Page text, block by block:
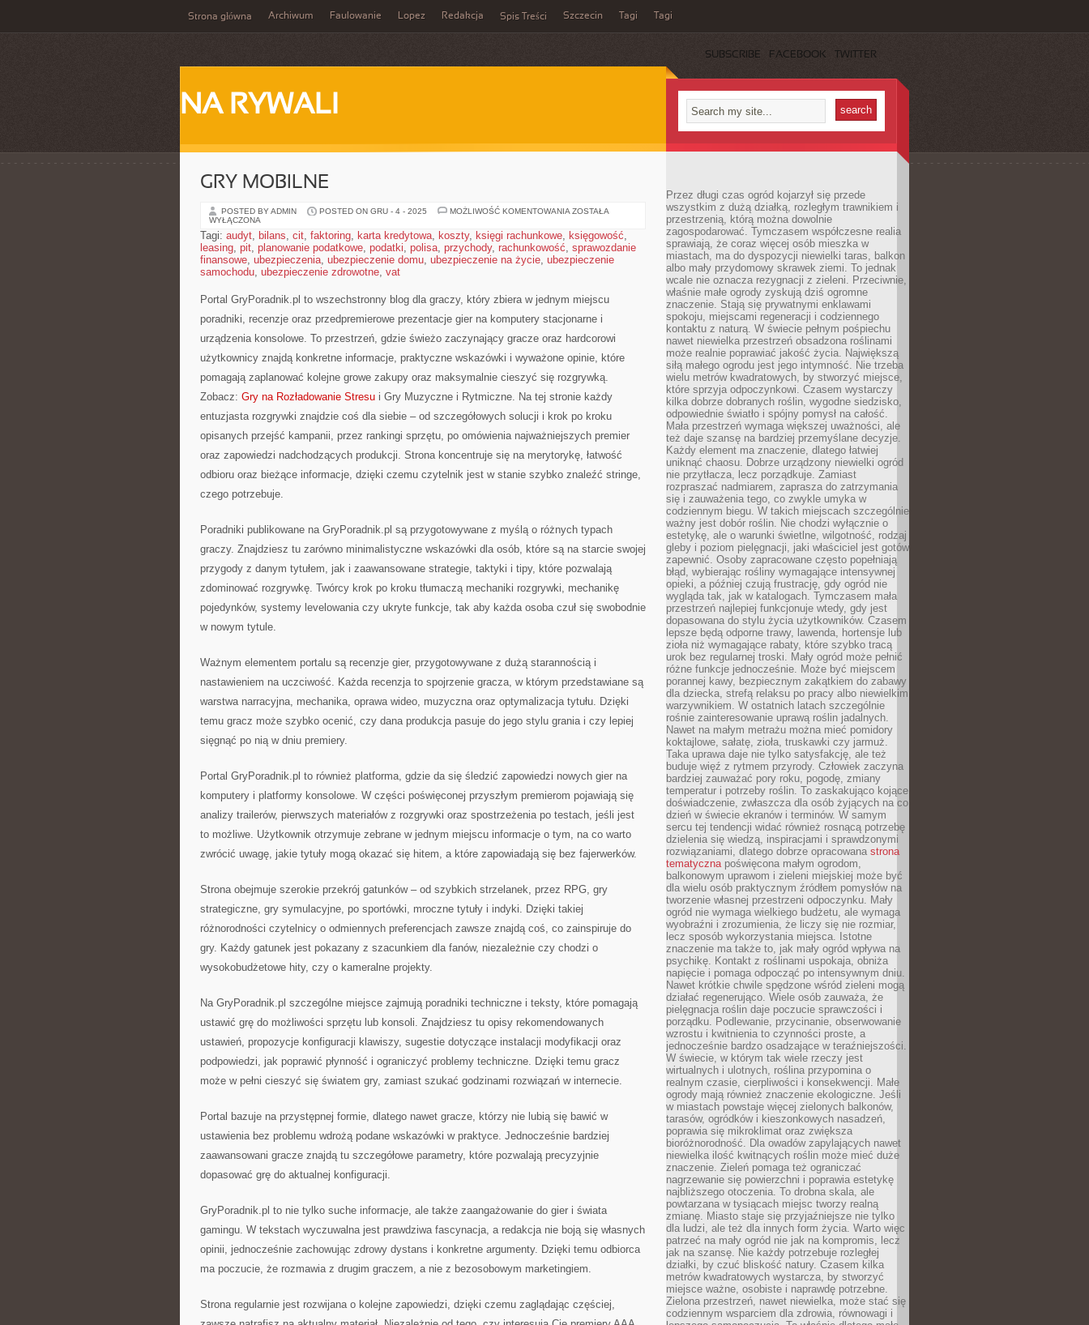
Strona główna Archiwum Faulowanie Lopez Redakcja Spis Treści Szczecin Tagi Tagi
SUBSCRIBE FACEBOOK TWITTER
NA RYWALI
GRY MOBILNE
POSTED BY ADMIN POSTED ON GRU - 4 - 2025 MOŻLIWOŚĆ KOMENTOWANIA GRY
ZOSTAŁA
WYŁĄCZONA
Tagi: audyt, bilans, cit, faktoring, karta kredytowa, koszty, księgi rachunkowe, księgowość,
leasing, pit, planowanie podatkowe, podatki, polisa, przychody, rachunkowość, sprawozdanie
finansowe, ubezpieczenia, ubezpieczenie domu, ubezpieczenie na życie, ubezpieczenie
samochodu, ubezpieczenie zdrowotne, vat
Portal GryPoradnik.pl to wszechstronny blog dla graczy, który zbiera w jednym miejscu
poradniki, recenzje oraz przedpremierowe prezentacje gier na komputery stacjonarne i
urządzenia konsolowe. To przestrzeń, gdzie świeżo zaczynający gracze oraz hardcorowi
użytkownicy znajdą konkretne informacje, praktyczne wskazówki i wyważone opinie, które
pomagają zaplanować kolejne growe zakupy oraz maksymalnie cieszyć się rozgrywką.
Zobacz: Gry na Rozładowanie Stresu i Gry Muzyczne i Rytmiczne. Na tej stronie każdy
entuzjasta rozgrywki znajdzie coś dla siebie – od szczegółowych solucji i krok po kroku
opisanych przejść kampanii, przez rankingi sprzętu, po omówienia najważniejszych premier
oraz zapowiedzi nadchodzących produkcji. Strona koncentruje się na merytorykę, łatwość
odbioru oraz bieżące informacje, dzięki czemu czytelnik jest w stanie szybko znaleźć stringe,
czego potrzebuje.
Poradniki publikowane na GryPoradnik.pl są przygotowywane z myślą o różnych typach
graczy. Znajdziesz tu zarówno minimalistyczne wskazówki dla osób, które są na starcie swojej
przygody z danym tytułem, jak i zaawansowane strategie, taktyki i tipy, które pozwalają
zdominować rozgrywkę. Twórcy krok po kroku tłumaczą mechaniki rozgrywki, mechanikę
pojedynków, systemy levelowania czy ukryte funkcje, tak aby każda osoba czuł się swobodnie
w nowym tytule.
Ważnym elementem portalu są recenzje gier, przygotowywane z dużą starannością i
nastawieniem na uczciwość. Każda recenzja to spojrzenie gracza, w którym przedstawiane są
warstwa narracyjna, mechanika, oprawa wideo, muzyczna oraz optymalizacja tytułu. Dzięki
temu gracz może szybko ocenić, czy dana produkcja pasuje do jego stylu grania i czy lepiej
sięgnąć po nią w dniu premiery.
Portal GryPoradnik.pl to również platforma, gdzie da się śledzić zapowiedzi nowych gier na
komputery i platformy konsolowe. W części poświęconej przyszłym premierom pojawiają się
analizy trailerów, pierwszych materiałów z rozgrywki oraz spostrzeżenia po testach, jeśli jest
to możliwe. Użytkownik otrzymuje zebrane w jednym miejscu informacje o tym, na co warto
zwrócić uwagę, jakie tytuły mogą okazać się hitem, a które zapowiadają się bez fajerwerków.
Strona obejmuje szerokie przekrój gatunków – od szybkich strzelanek, przez RPG, gry
strategiczne, gry symulacyjne, po sportówki, mroczne tytuły i indyki. Dzięki takiej
różnorodności czytelnicy o odmiennych preferencjach zawsze znajdą coś, co zainspiruje do
gry. Każdy gatunek jest pokazany z szacunkiem dla fanów, niezależnie czy chodzi o
wysokobudżetowe hity, czy o kameralne projekty.
Na GryPoradnik.pl szczególne miejsce zajmują poradniki techniczne i teksty, które pomagają
ustawić grę do możliwości sprzętu lub konsoli. Znajdziesz tu opisy rekomendowanych
ustawień, propozycje konfiguracji klawiszy, sugestie dotyczące instalacji modyfikacji oraz
podpowiedzi, jak poprawić płynność i ograniczyć problemy techniczne. Dzięki temu gracz
może w pełni cieszyć się światem gry, zamiast szukać godzinami rozwiązań w internecie.
Portal bazuje na przystępnej formie, dlatego nawet gracze, którzy nie lubią się bawić w
ustawienia bez problemu wdrożą podane wskazówki w praktyce. Jednocześnie bardziej
zaawansowani gracze znajdą tu szczegółowe parametry, które pozwalają precyzyjnie
dopasować grę do aktualnej konfiguracji.
GryPoradnik.pl to nie tylko suche informacje, ale także zaangażowanie do gier i świata
gamingu. W tekstach wyczuwalna jest prawdziwa fascynacja, a redakcja nie boją się własnych
opinii, jednocześnie zachowując zdrowy dystans i konkretne argumenty. Dzięki temu odbiorca
ma poczucie, że rozmawia z drugim graczem, a nie z bezosobowym marketingiem.
Strona regularnie jest rozwijana o kolejne zapowiedzi, dzięki czemu zaglądając częściej,
Przez długi czas ogród kojarzył się przede
wszystkim z dużą działką, rozległym trawnikiem i
przestrzenią, którą można dowolnie
zagospodarować. Tymczasem współczesne realia
sprawiają, że coraz więcej osób mieszka w
miastach, ma do dyspozycji niewielki taras, balkon
albo mały przydomowy skrawek ziemi. To jednak
wcale nie oznacza rezygnacji z zieleni. Przeciwnie,
właśnie małe ogrody zyskują dziś ogromne
znaczenie. Stają się prywatnymi enklawami
spokoju, miejscami regeneracji i codziennego
kontaktu z naturą. W świecie pełnym pośpiechu
nawet niewielka przestrzeń obsadzona roślinami
może realnie poprawiać jakość życia. Największą
siłą małego ogrodu jest jego intymność. Nie trzeba
wielu metrów kwadratowych, by stworzyć miejsce,
które sprzyja odpoczynkowi. Czasem wystarczy
kilka dobrze dobranych roślin, wygodne siedzisko,
odpowiednie światło i spójny pomysł na całość.
Mała przestrzeń wymaga większej uważności, ale
też daje szansę na bardziej przemyślane decyzje.
Każdy element ma znaczenie, dlatego łatwiej
uniknąć chaosu. Dobrze urządzony niewielki ogród
nie przytłacza, lecz porządkuje. Zamiast
rozpraszać nadmiarem, zaprasza do zatrzymania
się i zauważenia tego, co zwykle umyka w
codziennym biegu. W takich miejscach szczególnie
ważny jest dobór roślin. Nie chodzi wyłącznie o
estetykę, ale o warunki świetlne, wilgotność, rodzaj
gleby i poziom pielęgnacji, jaki właściciel jest gotów
zapewnić. Osoby zapracowane często popełniają
błąd, wybierając rośliny wymagające intensywnej
opieki, a później czują frustrację, gdy ogród nie
wygląda tak, jak w katalogach. Tymczasem mała
przestrzeń najlepiej funkcjonuje wtedy, gdy jest
dopasowana do stylu życia użytkowników. Czasem
lepsze będą odporne trawy, lawenda, hortensje lub
zioła niż wymagające rabaty, które szybko tracą
urok bez regularnej troski. Mały ogród może pełnić
różne funkcje jednocześnie. Może być miejscem
porannej kawy, bezpiecznym zakątkiem do zabawy
dla dziecka, strefą relaksu po pracy albo niewielkim
warzywnikiem. W ostatnich latach szczególnie
rośnie zainteresowanie uprawą roślin jadalnych.
Nawet na małym metrażu można mieć pomidory
koktajlowe, sałatę, zioła, truskawki czy jarmuż.
Taka uprawa daje nie tylko satysfakcję, ale też
buduje więź z rytmem przyrody. Człowiek zaczyna
bardziej zauważać pory roku, pogodę, zmiany
temperatur i potrzeby roślin. To zaskakująco kojące
doświadczenie, zwłaszcza dla osób żyjących na co
dzień w świecie ekranów i terminów. W samym
sercu tej tendencji widać również rosnącą potrzebę
dzielenia się wiedzą, inspiracjami i sprawdzonymi
rozwiązaniami, dlatego dobrze opracowana strona
tematycznapoświęcona małym ogrodom,
balkonowym uprawom i zieleni miejskiej może być
dla wielu osób praktycznym źródłem pomysłów na
tworzenie własnej przestrzeni odpoczynku. Mały
ogród nie wymaga wielkiego budżetu, ale wymaga
wyobraźni i zrozumienia, że liczy się nie rozmiar,
lecz sposób wykorzystania miejsca. Istotne
znaczenie ma także to, jak mały ogród wpływa na
psychikę. Kontakt z roślinami uspokaja, obniża
napięcie i pomaga odpocząć po intensywnym dniu.
Nawet krótkie chwile spędzone wśród zieleni mogą
działać regenerująco. Wiele osób zauważa, że
pielęgnacja roślin daje poczucie sprawczości i
porządku. Podlewanie, przycinanie, obserwowanie
wzrostu i kwitnienia to czynności proste, a
jednocześnie bardzo osadzające w teraźniejszości.
W świecie, w którym tak wiele rzeczy jest
wirtualnych i ulotnych, roślina przypomina o
realnym czasie, cierpliwości i konsekwencji. Małe
ogrody mają również znaczenie ekologiczne. Jeśli
w miastach powstaje więcej zielonych balkonów,
tarasów, ogródków i kieszonkowych nasadzeń,
poprawia się mikroklimat oraz zwiększa
bioróżnorodność. Dla owadów zapylających nawet
niewielka ilość kwitnących roślin może mieć duże
znaczenie. Zieleń pomaga też ograniczać
nagrzewanie się powierzchni i poprawia estetykę
najbliższego otoczenia. To drobna skala, ale
powtarzana w tysiącach miejsc tworzy realną
zmianę. Miasto staje się przyjaźniejsze nie tylko
dla ludzi, ale też dla innych form życia. Warto więc
patrzeć na mały ogród nie jak na kompromis, lecz
jak na szansę. Nie każdy potrzebuje rozległej
działki, by czuć bliskość natury. Czasem kilka
metrów kwadratowych wystarcza, by stworzyć
miejsce ważne, osobiste i naprawdę potrzebne.
Zielona przestrzeń, nawet niewielka, może stać się
codziennym wsparciem dla zdrowia, równowagi i